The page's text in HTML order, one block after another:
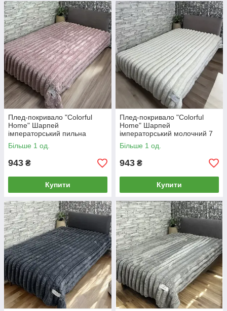
Плед-покривало "Colorful
Home" Шарпей
імператорський пильна
троянда 7 см (200x220cм)
Більше 1 од.
943 ₴
Купити
Плед-покривало "Colorful
Home" Шарпей
імператорський молочний 7
см (200x220cм)
Більше 1 од.
943 ₴
Купити